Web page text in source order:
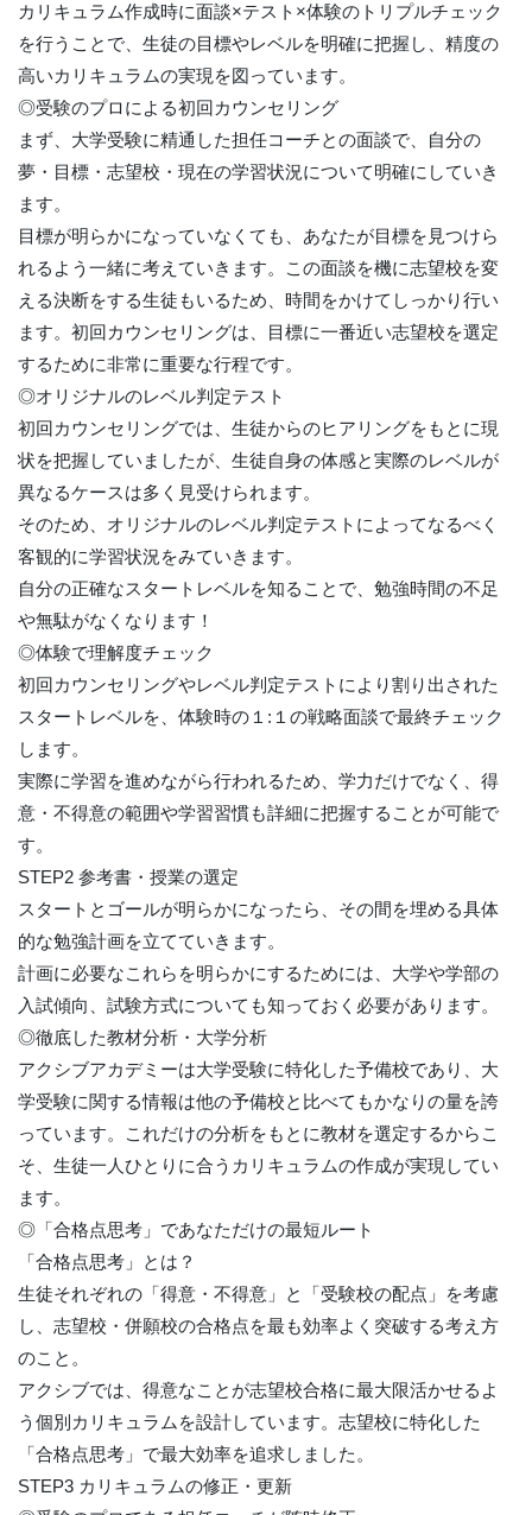
カリキュラム作成時に面談×テスト×体験のトリプルチェック
を行うことで、生徒の目標やレベルを明確に把握し、精度の
高いカリキュラムの実現を図っています。
◎受験のプロによる初回カウンセリング
まず、大学受験に精通した担任コーチとの面談で、自分の
夢・目標・志望校・現在の学習状況について明確にしていき
ます。
目標が明らかになっていなくても、あなたが目標を見つけら
れるよう一緒に考えていきます。この面談を機に志望校を変
える決断をする生徒もいるため、時間をかけてしっかり行い
ます。初回カウンセリングは、目標に一番近い志望校を選定
するために非常に重要な行程です。
◎オリジナルのレベル判定テスト
初回カウンセリングでは、生徒からのヒアリングをもとに現
状を把握していましたが、生徒自身の体感と実際のレベルが
異なるケースは多く見受けられます。
そのため、オリジナルのレベル判定テストによってなるべく
客観的に学習状況をみていきます。
自分の正確なスタートレベルを知ることで、勉強時間の不足
や無駄がなくなります！
◎体験で理解度チェック
初回カウンセリングやレベル判定テストにより割り出された
スタートレベルを、体験時の１:１の戦略面談で最終チェック
します。
実際に学習を進めながら行われるため、学力だけでなく、得
意・不得意の範囲や学習習慣も詳細に把握することが可能で
す。
STEP2 参考書・授業の選定
スタートとゴールが明らかになったら、その間を埋める具体
的な勉強計画を立てていきます。
計画に必要なこれらを明らかにするためには、大学や学部の
入試傾向、試験方式についても知っておく必要があります。
◎徹底した教材分析・大学分析
アクシブアカデミーは大学受験に特化した予備校であり、大
学受験に関する情報は他の予備校と比べてもかなりの量を誇
っています。これだけの分析をもとに教材を選定するからこ
そ、生徒一人ひとりに合うカリキュラムの作成が実現してい
ます。
◎「合格点思考」であなただけの最短ルート
「合格点思考」とは？
生徒それぞれの「得意・不得意」と「受験校の配点」を考慮
し、志望校・併願校の合格点を最も効率よく突破する考え方
のこと。
アクシブでは、得意なことが志望校合格に最大限活かせるよ
う個別カリキュラムを設計しています。志望校に特化した
「合格点思考」で最大効率を追求しました。
STEP3 カリキュラムの修正・更新